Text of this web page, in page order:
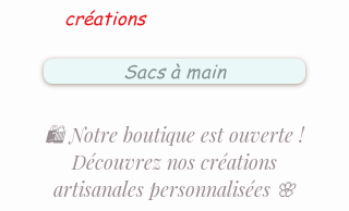
créations
Sacs à main
🛍️ Notre boutique est ouverte !
Découvrez nos créations
artisanales personnalisées 🌸